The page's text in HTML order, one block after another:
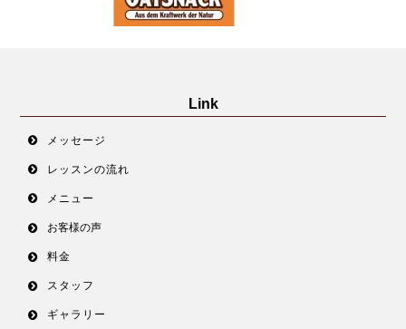
Link
メッセージ
レッスンの流れ
メニュー
お客様の声
料金
スタッフ
ギャラリー